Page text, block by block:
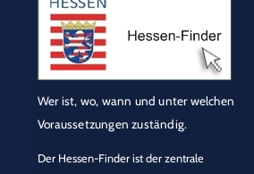
Wer ist, wo, wann und unter welchen
Voraussetzungen zuständig.
Der Hessen-Finder ist der zentrale